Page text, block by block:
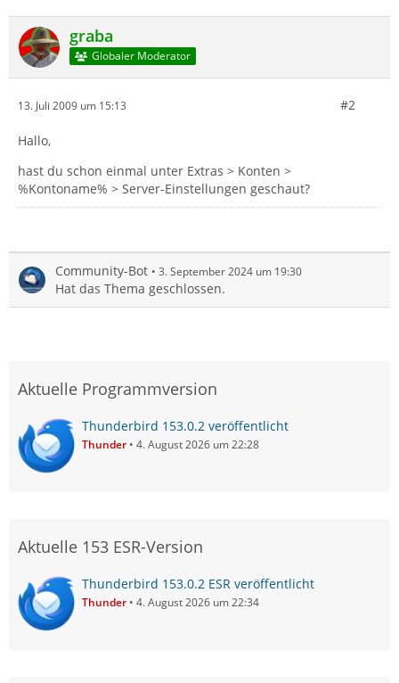
graba
Globaler Moderator
13. Juli 2009 um 15:13 #2
Hallo,
hast du schon einmal unter Extras > Konten >
%Kontoname% > Server-Einstellungen geschaut?
Community-Bot 3. September 2024 um 19:30
Hat das Thema geschlossen.
Aktuelle Programmversion
Thunderbird 153.0.2 veröffentlicht
Thunder 4. August 2026 um 22:28
Aktuelle 153 ESR-Version
Thunderbird 153.0.2 ESR veröffentlicht
Thunder 4. August 2026 um 22:34